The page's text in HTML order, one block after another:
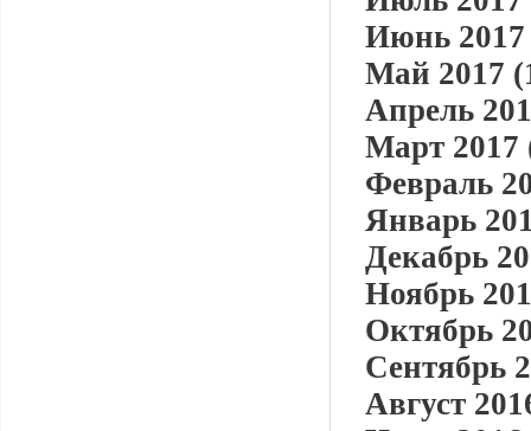
Июнь 2017
Май 2017
Апрель
Март 2017
Февраль
Январь
Декабрь
Ноябрь
Октябрь
Сентябрь
Август